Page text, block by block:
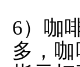
6）咖
多，